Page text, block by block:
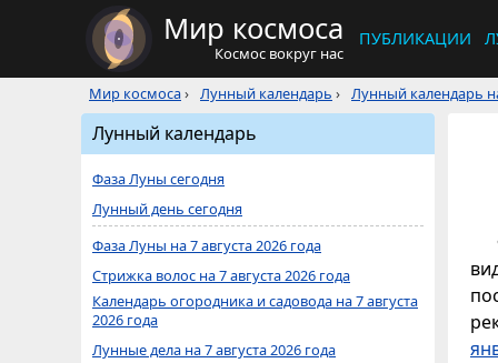
Мир космоса
Космос вокруг нас
ПУБЛИКАЦИИ
Мир космоса› Лунный календарь › Лунный календарь
Лунный календарь
Фаза Луны сегодня
Лунный день сегодня
Фаза Луны на 7 августа 2026 года
Стрижка волос на 7 августа 2026 года
Календарь огородника и садовода на 7 августа
2026 года
Лунные дела на 7 августа 2026 года